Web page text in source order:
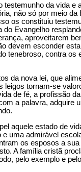
testemunho da vida
não só por meio
os constituiu
do Evangelho
aproveitarem
devem esconder
tenebroso, contra
da nova lei, que
leigos tornam-se
de fé, a profissão
a palavra, adquire
aquele estado de
uma admirável
os esposos a
A família cristã
pelo exemplo e